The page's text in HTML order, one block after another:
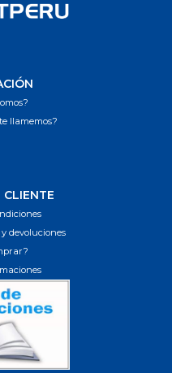
llamemos?
CLIENTE
devoluciones